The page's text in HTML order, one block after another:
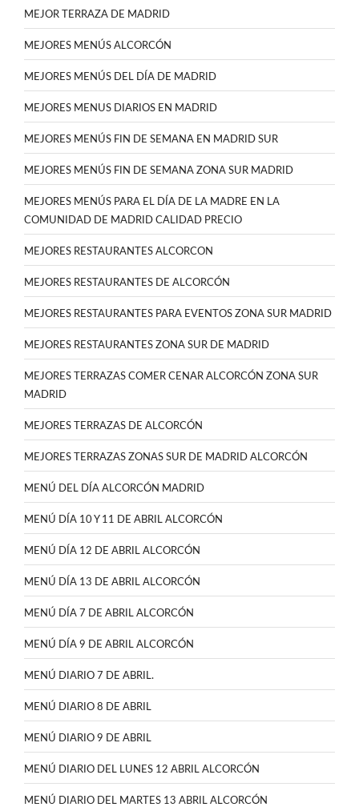
MEJOR TERRAZA DE MADRID
MEJORES MENÚS ALCORCÓN
MEJORES MENÚS DEL DÍA DE MADRID
MEJORES MENUS DIARIOS EN MADRID
MEJORES MENÚS FIN DE SEMANA EN MADRID SUR
MEJORES MENÚS FIN DE SEMANA ZONA SUR MADRID
MEJORES MENÚS PARA EL DÍA DE LA MADRE EN LA
COMUNIDAD DE MADRID CALIDAD PRECIO
MEJORES RESTAURANTES ALCORCON
MEJORES RESTAURANTES DE ALCORCÓN
MEJORES RESTAURANTES PARA EVENTOS ZONA SUR MADRID
MEJORES RESTAURANTES ZONA SUR DE MADRID
MEJORES TERRAZAS COMER CENAR ALCORCÓN ZONA SUR
MADRID
MEJORES TERRAZAS DE ALCORCÓN
MEJORES TERRAZAS ZONAS SUR DE MADRID ALCORCÓN
MENÚ DEL DÍA ALCORCÓN MADRID
MENÚ DÍA 10 Y 11 DE ABRIL ALCORCÓN
MENÚ DÍA 12 DE ABRIL ALCORCÓN
MENÚ DÍA 13 DE ABRIL ALCORCÓN
MENÚ DÍA 7 DE ABRIL ALCORCÓN
MENÚ DÍA 9 DE ABRIL ALCORCÓN
MENÚ DIARIO 7 DE ABRIL.
MENÚ DIARIO 8 DE ABRIL
MENÚ DIARIO 9 DE ABRIL
MENÚ DIARIO DEL LUNES 12 ABRIL ALCORCÓN
MENÚ DIARIO DEL MARTES 13 ABRIL ALCORCÓN